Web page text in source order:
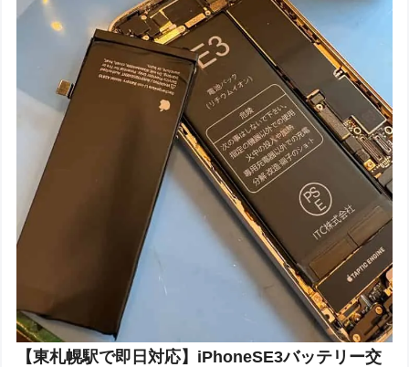
【東札幌駅で即日対応】iPhoneSE3バッテリー交